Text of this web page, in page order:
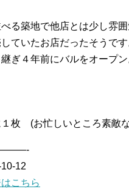
る築地で他店とは少し雰
ていたお店だったそうで
ぎ４年前にバルをオープ
枚 (お忙しいところ素敵
12
こちら